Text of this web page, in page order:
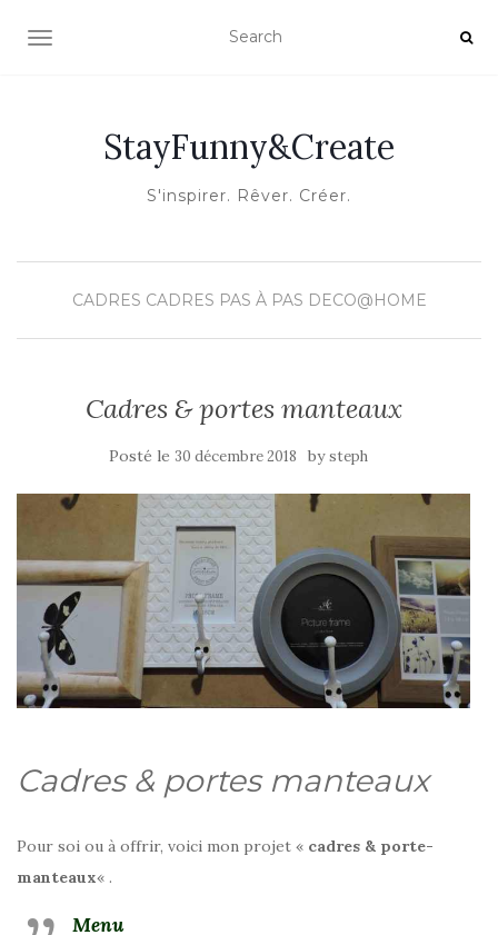
OUVRIR/FERMER LA NAVIGATION
StayFunny&Create
S'inspirer. Rêver. Créer.
CADRES CADRES PAS À PAS DECO@HOME
Cadres & portes manteaux
Posté le 30 décembre 2018 bysteph
Cadres & portes manteaux
Pour soi ou à offrir, voici mon projet « cadres & porte-
manteaux« .
Menu